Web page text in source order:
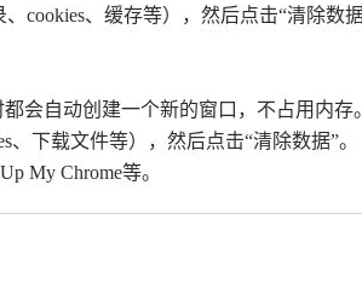
cookies、缓存等），然后点击“清除数据
会自动创建一个新的窗口，不占用内存。
下载文件等），然后点击“清除数据”。
My Chrome等。